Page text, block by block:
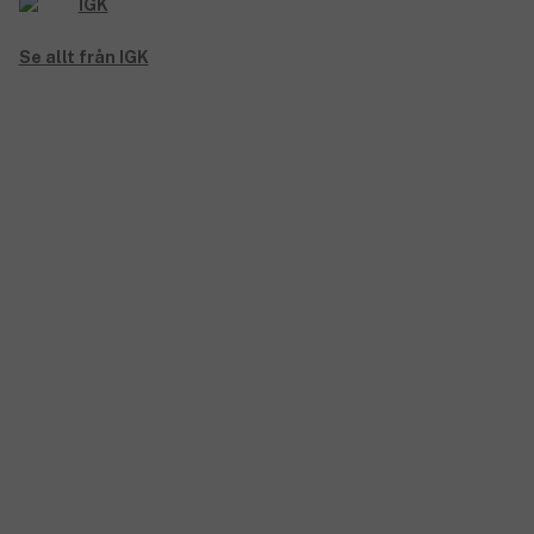
Se allt från IGK